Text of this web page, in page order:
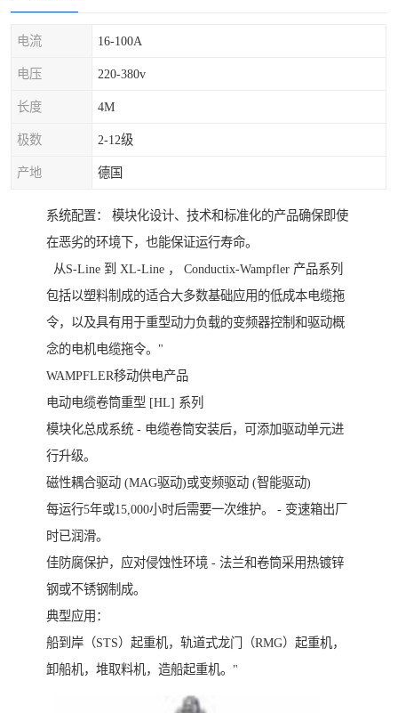
电流 16-100A
电压 220-380v
长度 4M
极数 2-12级
产地 德国
系统配置： 模块化设计、技术和标准化的产品确保即使
在恶劣的环境下，也能保证运行寿命。
从S-Line 到 XL-Line ， Conductix-Wampfler 产品系列
包括以塑料制成的适合大多数基础应用的低成本电缆拖
令，以及具有用于重型动力负载的变频器控制和驱动概
念的电机电缆拖令。"
WAMPFLER移动供电产品
电动电缆卷筒重型 [HL] 系列
模块化总成系统 - 电缆卷筒安装后，可添加驱动单元进
行升级。
磁性耦合驱动 (MAG驱动)或变频驱动 (智能驱动)
每运行5年或15,000小时后需要一次维护。 - 变速箱出厂
时已润滑。
佳防腐保护，应对侵蚀性环境 - 法兰和卷筒采用热镀锌
钢或不锈钢制成。
典型应用：
船到岸（STS）起重机，轨道式龙门（RMG）起重机，
卸船机，堆取料机，造船起重机。"